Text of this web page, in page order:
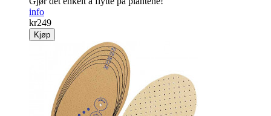
info
kr249
Kjøp